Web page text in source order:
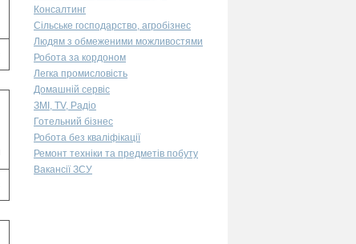
Консалтинг
Сільське господарство, агробізнес
Людям з обмеженими можливостями
Робота за кордоном
Легка промисловість
Домашній сервіс
ЗМІ, TV, Радіо
Готельний бізнес
Робота без кваліфікації
Ремонт техніки та предметів побуту
Вакансії ЗСУ